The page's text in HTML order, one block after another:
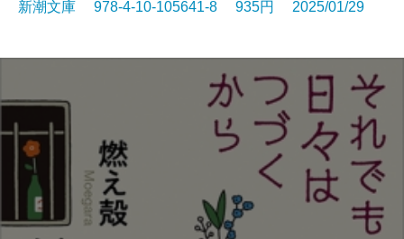
新潮文庫 978-4-10-105641-8 935円 2025/01/29